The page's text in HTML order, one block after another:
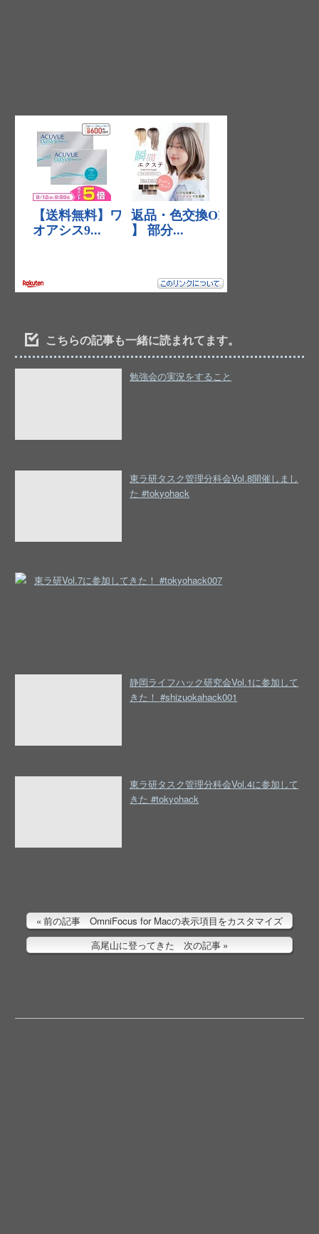
こちらの記事も一緒に読まれてます。
勉強会の実況をすること
東ラ研タスク管理分科会Vol.8開催しまし
た #tokyohack
東ラ研Vol.7に参加してきた！ #tokyohack007
静岡ライフハック研究会Vol.1に参加して
きた！ #shizuokahack001
東ラ研タスク管理分科会Vol.4に参加して
きた #tokyohack
前の記事 OmniFocus for Macの表示項目をカスタマイズ
高尾山に登ってきた 次の記事